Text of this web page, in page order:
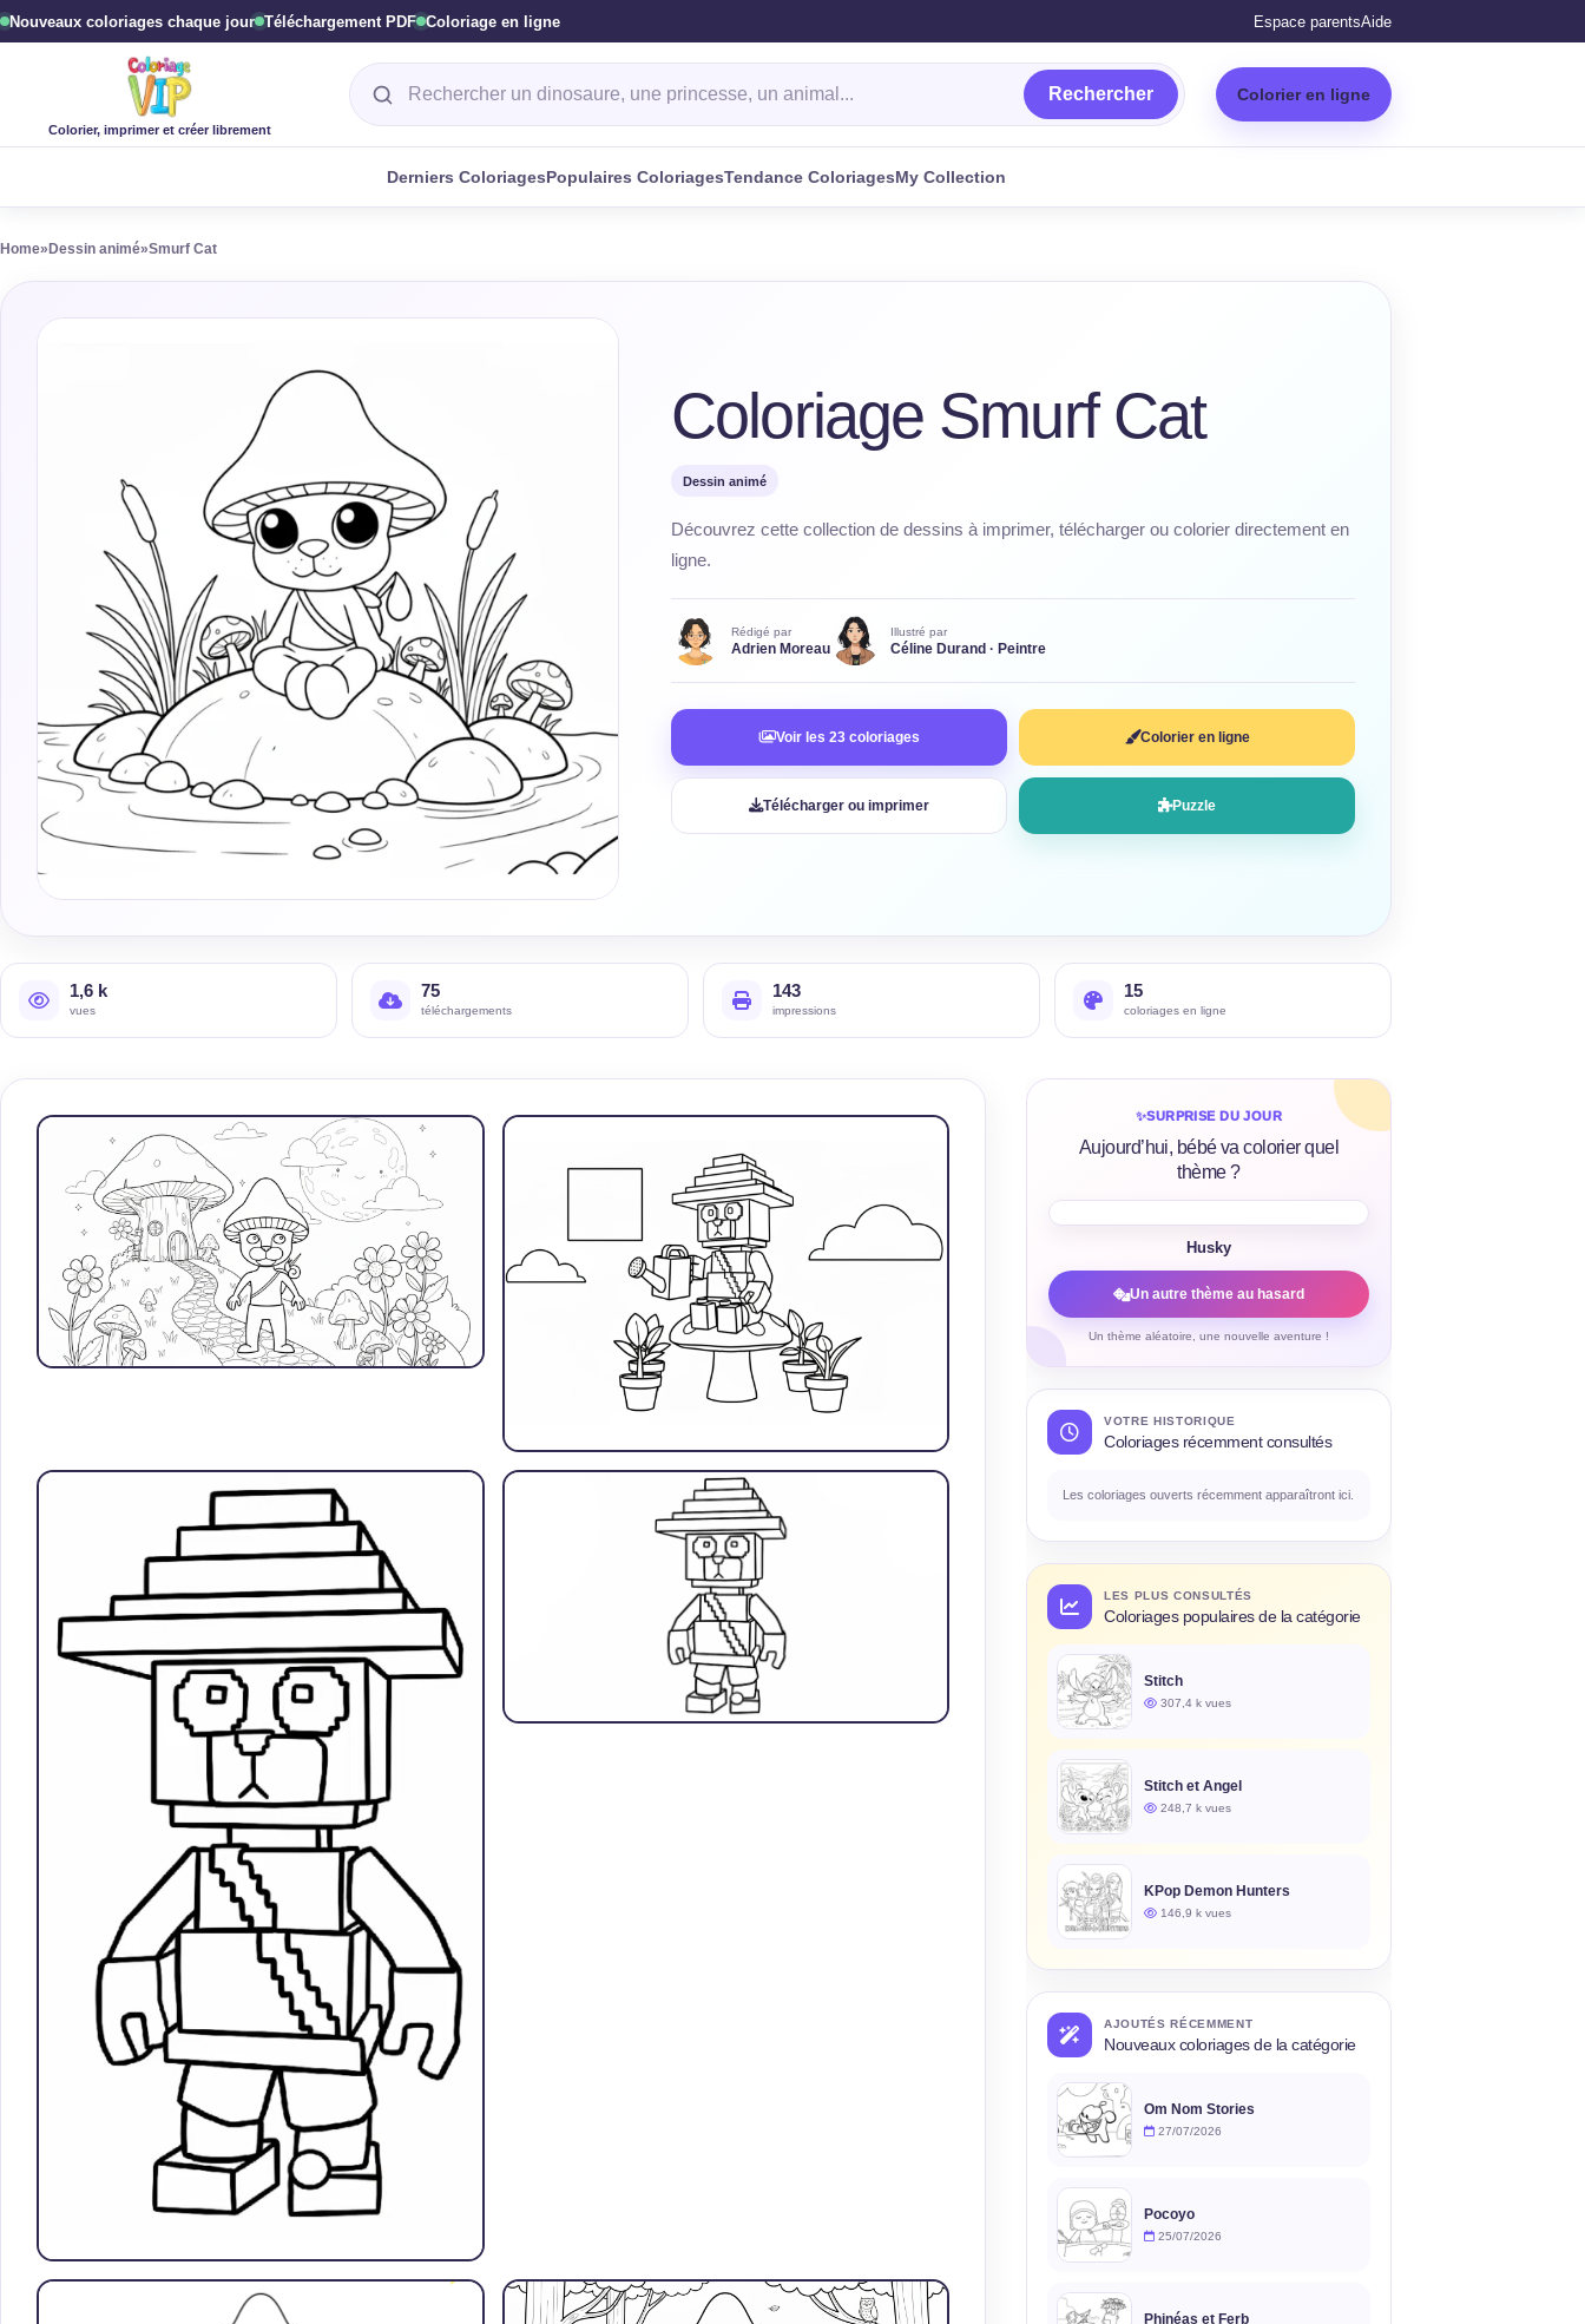
Nouveaux coloriages chaque jour Téléchargement PDF Coloriage en ligne Espace parentsAide
Colorier, imprimer et créer librement
Rechercher un coloriage
Rechercher Colorier en ligne
Derniers ColoriagesPopulaires ColoriagesTendance ColoriagesMy Collection
Home» Dessin animé»Smurf Cat
Coloriage Smurf Cat
Dessin animé
Découvrez cette collection de dessins à imprimer, télécharger ou colorier directement en
ligne.
Rédigé par
Adrien Moreau
Illustré par
Céline Durand · Peintre
Voir les 23 coloriages Colorier en ligne
Télécharger ou imprimer Puzzle
1,6 k
vues
75
téléchargements
143
impressions
15
coloriages en ligne
✨SURPRISE DU JOUR
Aujourd’hui, bébé va colorier quel
thème ?
Husky
Un autre thème au hasard
Un thème aléatoire, une nouvelle aventure !
VOTRE HISTORIQUE
Coloriages récemment consultés
Les coloriages ouverts récemment apparaîtront ici.
LES PLUS CONSULTÉS
Coloriages populaires de la catégorie
Stitch
307,4 k vues
Stitch et Angel
248,7 k vues
KPop Demon Hunters
146,9 k vues
AJOUTÉS RÉCEMMENT
Nouveaux coloriages de la catégorie
Om Nom Stories
27/07/2026
Pocoyo
25/07/2026
Phinéas et Ferb